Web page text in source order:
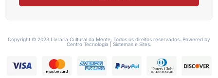
Copyright © 2023 Livraria Cultural da Mente, Todos os direitos reservados. Powered by
Centro Tecnologia | Sistemas e Sites.